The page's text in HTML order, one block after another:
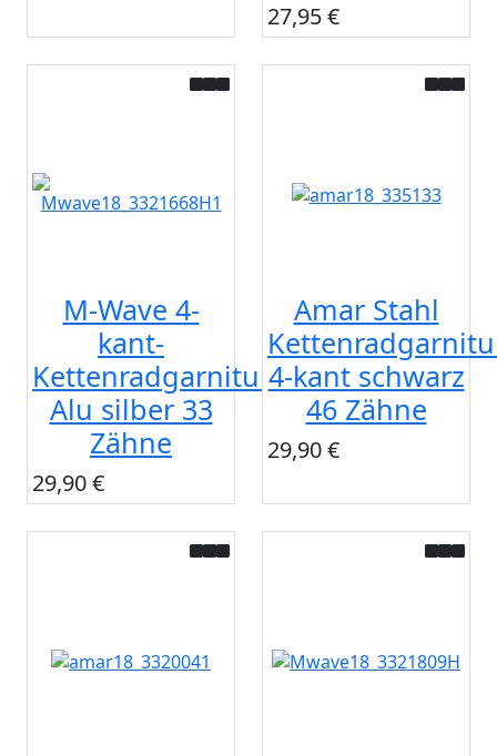
27,95 €
M-Wave 4-
kant-
Kettenradgarnitur
Alu silber 33
Zähne
29,90 €
Amar Stahl
4-kant schwarz
46 Zähne
29,90 €